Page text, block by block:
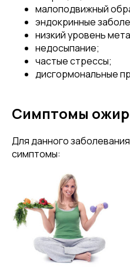
малоподвижный
эндокринные
низкий уровень
недосыпание;
частые стрессы;
дисгормональные
Симптомы
Для данного
симптомы: